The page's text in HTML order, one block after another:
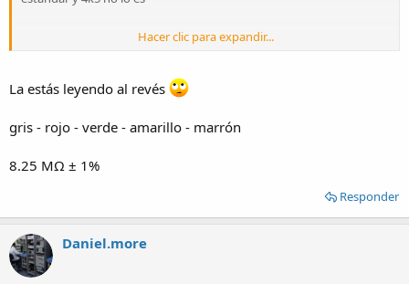
por eso pense en que el negro puede ser la tolerancia pienso que
Hacer clic para expandir...
La estás leyendo al revés
gris - rojo - verde - amarillo - marrón
8.25 MΩ ± 1%
Responder
Daniel.more